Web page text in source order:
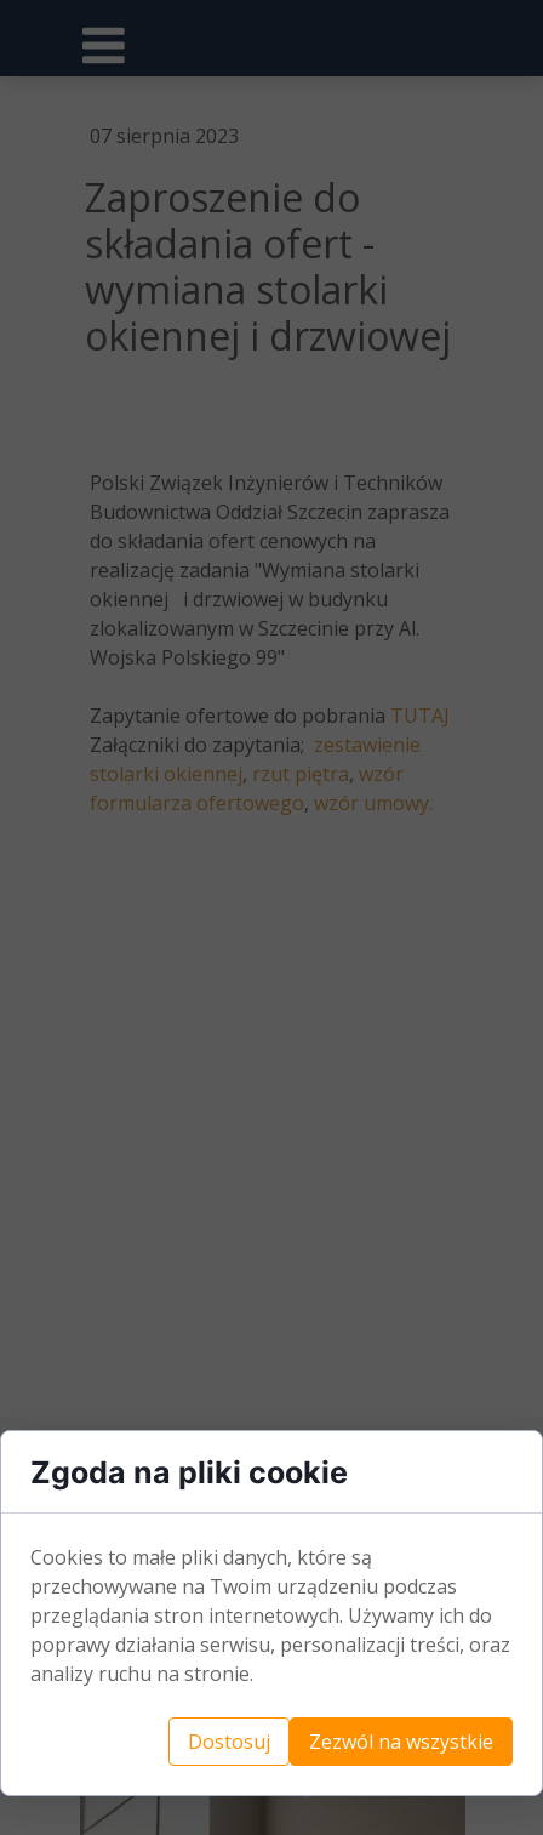
07 sierpnia 2023
Zaproszenie do
składania ofert -
wymiana stolarki
okiennej i drzwiowej
Polski Związek Inżynierów i Techników
Budownictwa Oddział Szczecin zaprasza
do składania ofert cenowych na
realizację zadania "Wymiana stolarki
okiennej i drzwiowej w budynku
zlokalizowanym w Szczecinie przy Al.
Wojska Polskiego 99"
Zapytanie ofertowe do pobrania TUTAJ
Załączniki do zapytania; zestawienie
stolarki okiennej, rzut piętra, wzór
formularza ofertowego, wzór umowy.
Zgoda na pliki cookie
Cookies to małe pliki danych, które są
przechowywane na Twoim urządzeniu podczas
przeglądania stron internetowych. Używamy ich do
poprawy działania serwisu, personalizacji treści, oraz
analizy ruchu na stronie.
Dostosuj Zezwól na wszystkie